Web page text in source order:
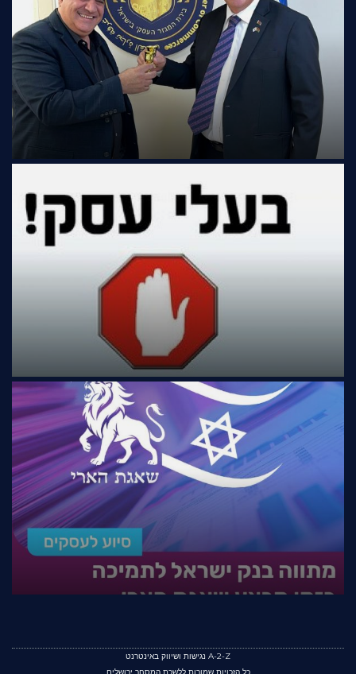
A-2-Z נגישות ושיווק באינטרנט
כל הזכויות שמורות ללשכת המסחר ירושלים